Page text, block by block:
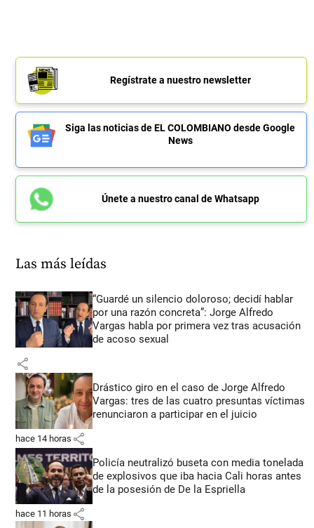
Regístrate a nuestro newsletter
Siga las noticias de EL COLOMBIANO desde Google
News
Únete a nuestro canal de Whatsapp
Las más leídas
“Guardé un silencio doloroso; decidí hablar
por una razón concreta”: Jorge Alfredo
Vargas habla por primera vez tras acusación
de acoso sexual
share
Drástico giro en el caso de Jorge Alfredo
Vargas: tres de las cuatro presuntas víctimas
renunciaron a participar en el juicio
hace 14 horas share
Policía neutralizó buseta con media tonelada
de explosivos que iba hacia Cali horas antes
de la posesión de De la Espriella
hace 11 horas share